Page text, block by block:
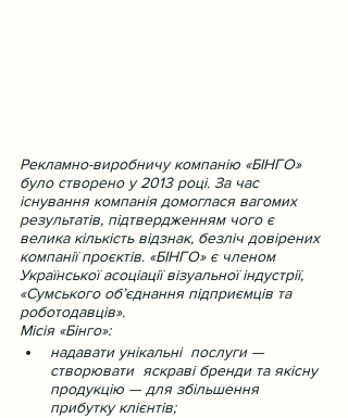
Рекламно-виробничу компанію «БІНГО»
було створено у 2013 році. За час
існування компанія домоглася вагомих
результатів, підтвердженням чого є
велика кількість відзнак, безліч довірених
компанії проєктів. «БІНГО» є членом
Української асоціації візуальної індустрії,
«Сумського об’єднання підприємців та
роботодавців».
Місія «Бінго»:
надавати унікальні  послуги —
створювати  яскраві бренди та якісну
продукцію — для збільшення
прибутку клієнтів;